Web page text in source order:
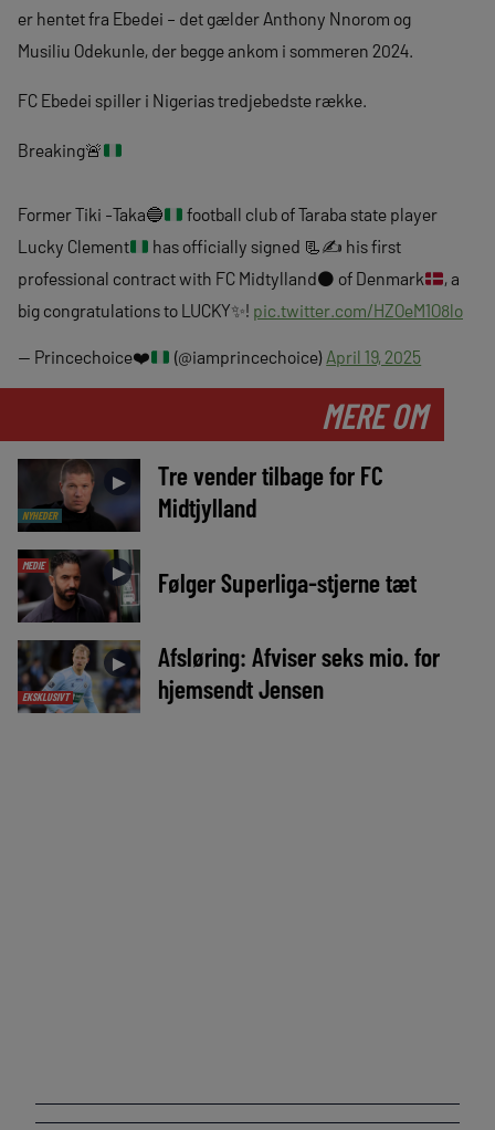
er hentet fra Ebedei – det gælder Anthony Nnorom og
Musiliu Odekunle, der begge ankom i sommeren 2024.
FC Ebedei spiller i Nigerias tredjebedste række.
Breaking🚨
Former Tiki -Taka🔵
football club of Taraba state player
Lucky Clement
has officially signed 📃✍️ his first
professional contract with FC Midtylland⚫ of Denmark
, a
big congratulations to LUCKY✨! pic.twitter.com/HZOeM1O8lo
— Princechoice❤️ (@iamprincechoice) April 19, 2025
MERE OM
NYHEDER
►
Tre vender tilbage for FC
Midtjylland
MEDIE ► Følger Superliga-stjerne tæt
EKSKLUSIVT
►
Afsløring: Afviser seks mio. for
hjemsendt Jensen